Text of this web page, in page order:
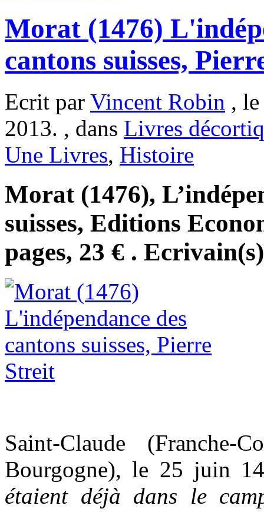
Morat (1476)
cantons suisses,
Ecrit par Vincent Robin ,
2013. , dans Livres
Une Livres, Histoire
Morat (1476),
suisses, Editions
pages, 23 € .
Saint-Claude
Bourgogne), le 25 juin
étaient déjà dans le